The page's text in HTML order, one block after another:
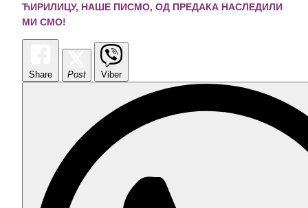
ЋИРИЛИЦУ, НАШЕ ПИСМО, ОД ПРЕДАКА НАСЛЕДИЛИ
МИ СМО!
Share Post Viber